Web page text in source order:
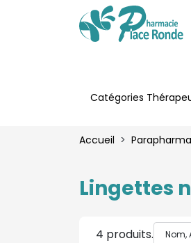
Catégories
Accueil
Lingettes
4 produits.